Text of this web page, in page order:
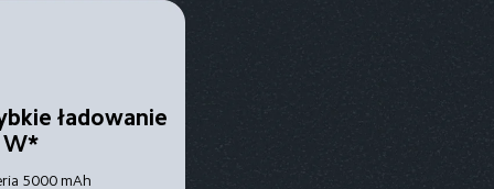
ładowanie
W*
5000 mAh